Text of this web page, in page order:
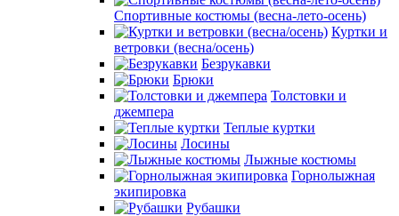
Спортивные костюмы (весна-лето-осень)
Куртки и
ветровки (весна/осень)
Безрукавки
Брюки
Толстовки и
джемпера
Теплые куртки
Лосины
Лыжные костюмы
Горнолыжная
экипировка
Рубашки